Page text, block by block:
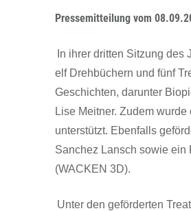
Folgevorhaben aus BKM-
Referendariat
Pressemitteilung vom
In ihrer dritten Sitzung
elf Drehbüchern und fünf
Geschichten, darunter
Lise Meitner. Zudem
unterstützt. Ebenfalls
Sanchez Lansch sowie ein
(WACKEN 3D).
Unter den geförderten